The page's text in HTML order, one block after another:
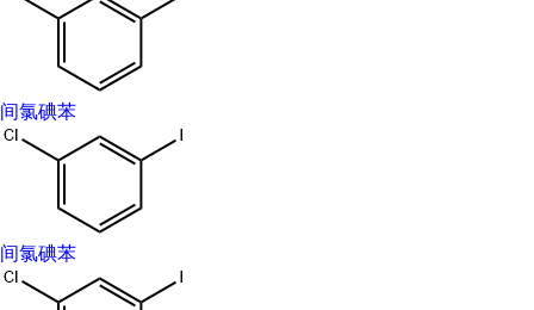
物化性质: 间氯碘苯是高价碘苯化合物中的重要成员，
可碳-碳键、碳-杂键及杂-杂键的形成，碳-氢键的活化、重
排以及裂解等反应中，其也是一类反应性较强的常用三价
碘氧化剂。
危险性符号(GHS)：GHS07
警示词：Warning
危险性描述：H315-H319-H335
防范说明：P261-P280a-P304+P340-P305+P351+P338-P405-
间氯碘苯
间氯碘苯